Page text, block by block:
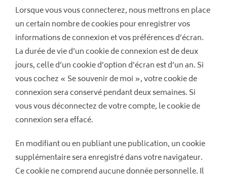
Lorsque vous vous connecterez, nous mettrons en place
un certain nombre de cookies pour enregistrer vos
informations de connexion et vos préférences d’écran.
La durée de vie d’un cookie de connexion est de deux
jours, celle d’un cookie d’option d’écran est d’un an. Si
vous cochez « Se souvenir de moi », votre cookie de
connexion sera conservé pendant deux semaines. Si
vous vous déconnectez de votre compte, le cookie de
connexion sera effacé.
En modifiant ou en publiant une publication, un cookie
supplémentaire sera enregistré dans votre navigateur.